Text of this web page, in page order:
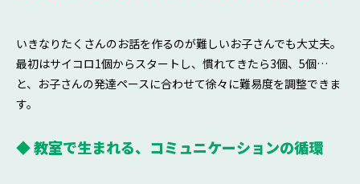
いきなりたくさんのお話を作るのが難しいお子さんでも大丈夫。
最初はサイコロ1個からスタートし、慣れてきたら3個、5個…
と、お子さんの発達ペースに合わせて徐々に難易度を調整できま
す。
◆ 教室で生まれる、コミュニケーションの循環